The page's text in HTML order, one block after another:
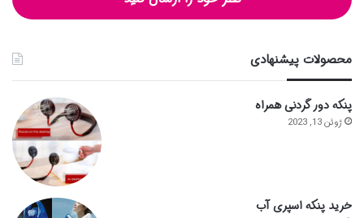
محصولات پیشنهادی
پنکه دور گردنی همراه
ژوئن 13, 2023
خرید پنکه اسپری آب